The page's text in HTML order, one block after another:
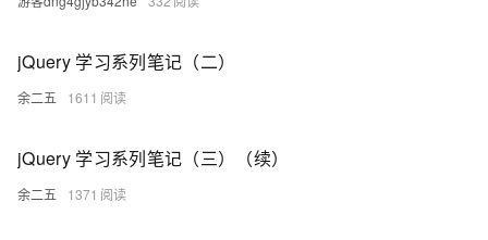
jQuery 学习系列笔记（二）
余二五 1611
jQuery 学习系列笔记（三）（续）
余二五 1371